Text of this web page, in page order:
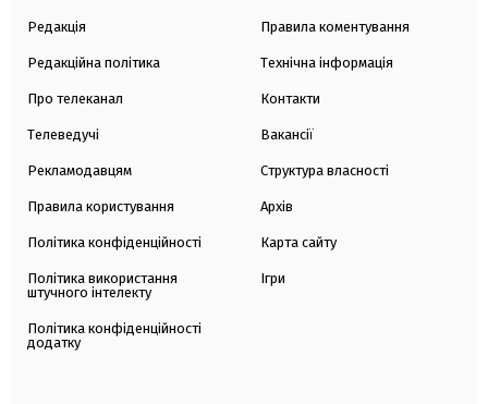
Редакція
Редакційна політика
Про телеканал
Телеведучі
Рекламодавцям
Правила користування
Політика конфіденційності
Політика використання
штучного інтелекту
Політика конфіденційності
додатку
Правила коментування
Технічна інформація
Контакти
Вакансії
Структура власності
Архів
Карта сайту
Ігри